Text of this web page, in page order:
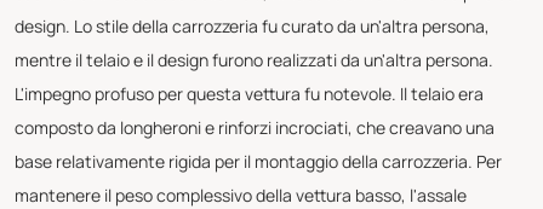
design. Lo stile della carrozzeria fu curato da un'altra persona,
mentre il telaio e il design furono realizzati da un'altra persona.
L'impegno profuso per questa vettura fu notevole. Il telaio era
composto da longheroni e rinforzi incrociati, che creavano una
base relativamente rigida per il montaggio della carrozzeria. Per
mantenere il peso complessivo della vettura basso, l'assale